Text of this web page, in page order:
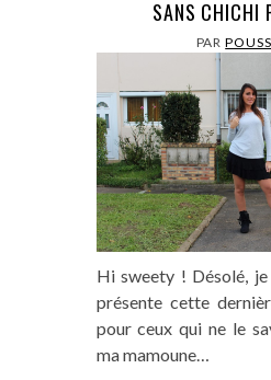
SANS CHICHI
PAR
Hi sweety ! Désolé, je
présente cette
pour ceux qui ne le
ma mamoune…